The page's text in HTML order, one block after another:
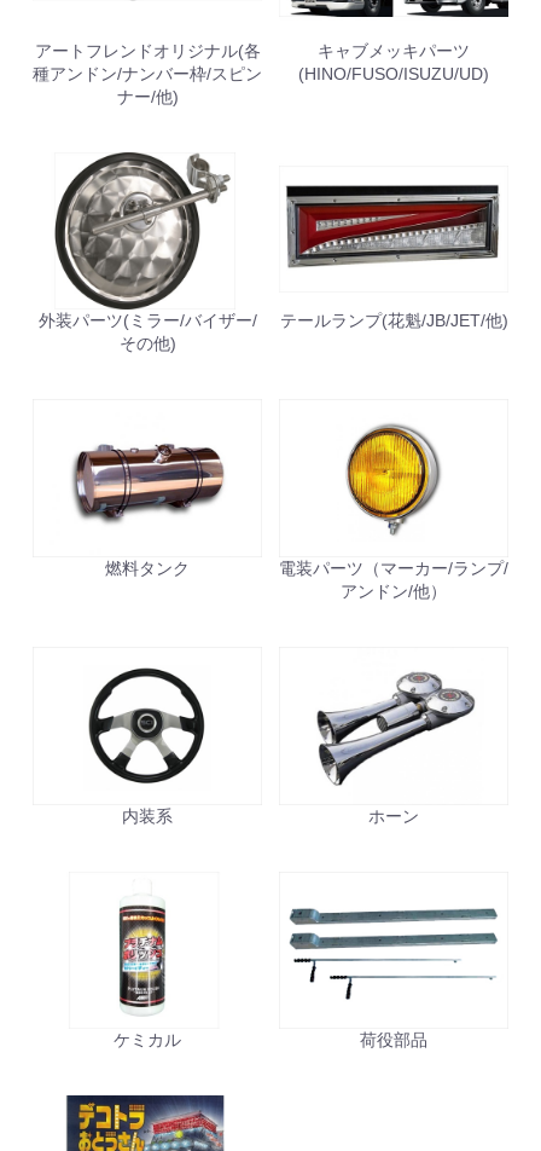
アートフレンドオリジナル(各
種アンドン/ナンバー枠/スピン
ナー/他)
キャブメッキパーツ
(HINO/FUSO/ISUZU/UD)
外装パーツ(ミラー/バイザー/
その他)
テールランプ(花魁/JB/JET/他)
燃料タンク
電装パーツ（マーカー/ランプ/
アンドン/他）
内装系 ホーン
ケミカル 荷役部品